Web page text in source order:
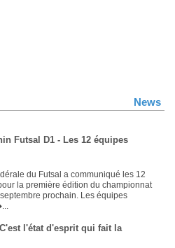
News
Futsal D1 - Les 12 équipes
du Futsal a communiqué les 12
la première édition du championnat
prochain. Les équipes
l'état d'esprit qui fait la